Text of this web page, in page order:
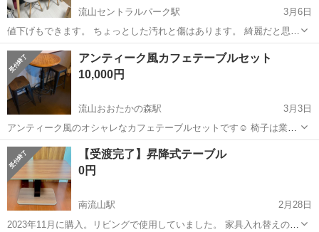
流山セントラルパーク駅
3月6日
値下げもできます。 ちょっとした汚れと傷はあります。 綺麗だと思い
ます 椅子はおまけみたいな物です
千葉 流山市 流山セントラルパーク駅 テーブル
ダイニング
アンティーク風カフェテーブルセット
10,000円
流山おおたかの森駅
3月3日
アンティーク風のオシャレなカフェテーブルセットです☺️ 椅子は業務
用の商品ですので丈夫で長く使えるものとなっております！ テーブ
ル、椅子共に木製の為長く使うだけ味が出てインテリアとしても様々
なシーンで活用できるかと🙌 できる...
千葉 流山市 流山おおたかの森駅 テーブル
テーブルセット
【受渡完了】昇降式テーブル
0円
南流山駅
2月28日
2023年11月に購入。リビングで使用していました。 家具入れ替えのた